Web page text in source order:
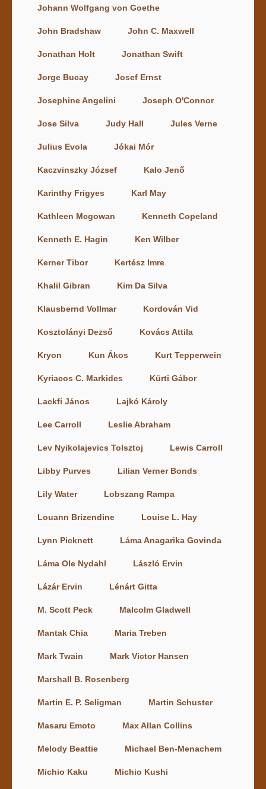
Johann Wolfgang von Goethe
John Bradshaw John C. Maxwell
Jonathan Holt Jonathan Swift
Jorge Bucay Josef Ernst
Josephine Angelini Joseph O'Connor
Jose Silva Judy Hall Jules Verne
Julius Evola Jókai Mór
Kaczvinszky József Kalo Jenő
Karinthy Frigyes Karl May
Kathleen Mcgowan Kenneth Copeland
Kenneth E. Hagin Ken Wilber
Kerner Tibor Kertész Imre
Khalil Gibran Kim Da Silva
Klausbernd Vollmar Kordován Vid
Kosztolányi Dezső Kovács Attila
Kryon Kun Ákos Kurt Tepperwein
Kyriacos C. Markides Kürti Gábor
Lackfi János Lajkó Károly
Lee Carroll Leslie Abraham
Lev Nyikolajevics Tolsztoj Lewis Carroll
Libby Purves Lilian Verner Bonds
Lily Water Lobszang Rampa
Louann Brizendine Louise L. Hay
Lynn Picknett Láma Anagarika Govinda
Láma Ole Nydahl László Ervin
Lázár Ervin Lénárt Gitta
M. Scott Peck Malcolm Gladwell
Mantak Chia Maria Treben
Mark Twain Mark Victor Hansen
Marshall B. Rosenberg
Martin E. P. Seligman Martin Schuster
Masaru Emoto Max Allan Collins
Melody Beattie Michael Ben-Menachem
Michio Kaku Michio Kushi